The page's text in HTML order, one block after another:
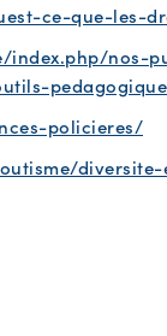
ce-que-les-
index.php/nos-
policieres/